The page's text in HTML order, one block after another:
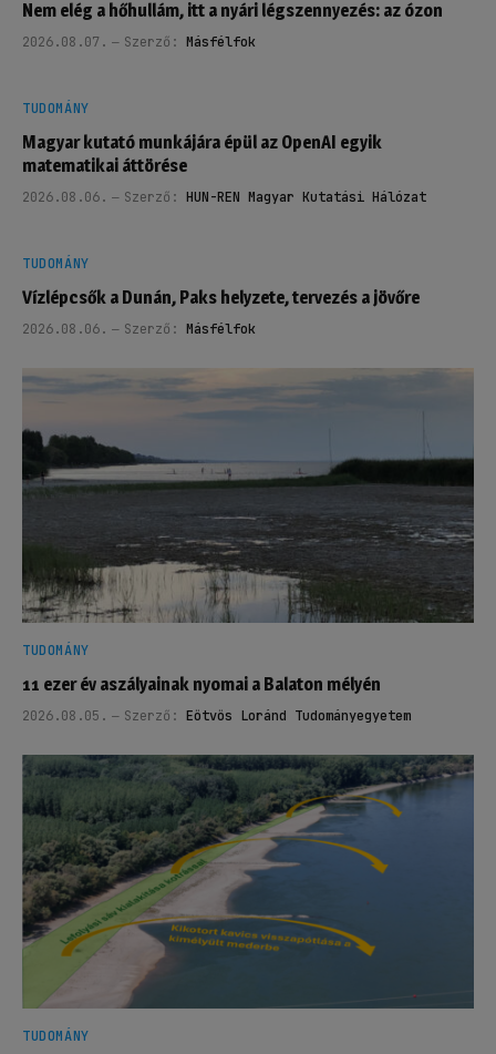
Nem elég a hőhullám, itt a nyári légszennyezés: az ózon
2026.08.07. Szerző: Másfélfok
TUDOMÁNY
Magyar kutató munkájára épül az OpenAI egyik
matematikai áttörése
2026.08.06. Szerző: HUN-REN Magyar Kutatási Hálózat
TUDOMÁNY
Vízlépcsők a Dunán, Paks helyzete, tervezés a jövőre
2026.08.06. Szerző: Másfélfok
TUDOMÁNY
11 ezer év aszályainak nyomai a Balaton mélyén
2026.08.05. Szerző: Eötvös Loránd Tudományegyetem
TUDOMÁNY